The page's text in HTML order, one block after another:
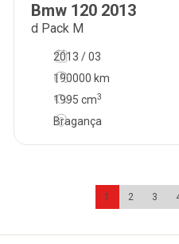
Bmw 120 2013
d Pack M
2013 / 03
190000 km
1995 cm3
Bragança
1 2 3